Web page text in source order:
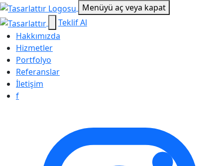
Menüyü aç veya kapat
Teklif Al
Hakkımızda
Hizmetler
Portfolyo
Referanslar
İletişim
f